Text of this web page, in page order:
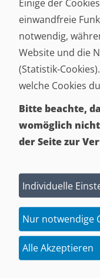
Polster­garnitur
mit bequemem
Die Polster­garnitur
schön eingerichtet
nicht schwer. Die
bleibt ruhig und
klassische Garnituren
nicht laut auftreten
Beim Komfort zeigt
Alltag einen
tragenden Teilen
Einige der
einwandfreie
notwendig,
Website und die
(Statistik-
welche Cookies
Bitte beachte,
womöglich
der Seite zur
Individuelle
Nur notwendige
Alle Akzeptieren